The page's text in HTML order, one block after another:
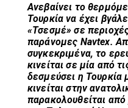
Ανεβαίνει το
Τουρκία να έχει
«Τσεσμέ» σε
παράνομες Navtex.
συγκεκριμένα, το
κινείται σε μία από
δεσμεύσει η
κινείται στην
παρακολουθείται